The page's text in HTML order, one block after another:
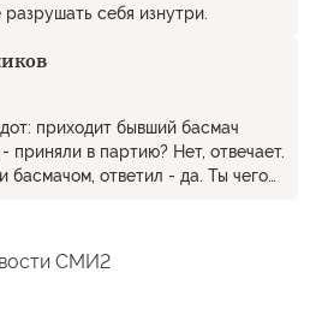
себя изнутри.
приходит бывший басмач
в партию? Нет, отвечает.
басмачом, ответил - да. Ты чего
СМИ2